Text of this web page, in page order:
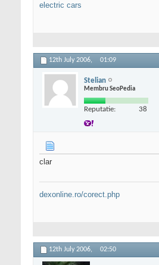
electric cars
12th July 2006, 01:09
Stelian
Membru SeoPedia
Reputatie: 38
clar
dexonline.ro/corect.php
12th July 2006, 02:50